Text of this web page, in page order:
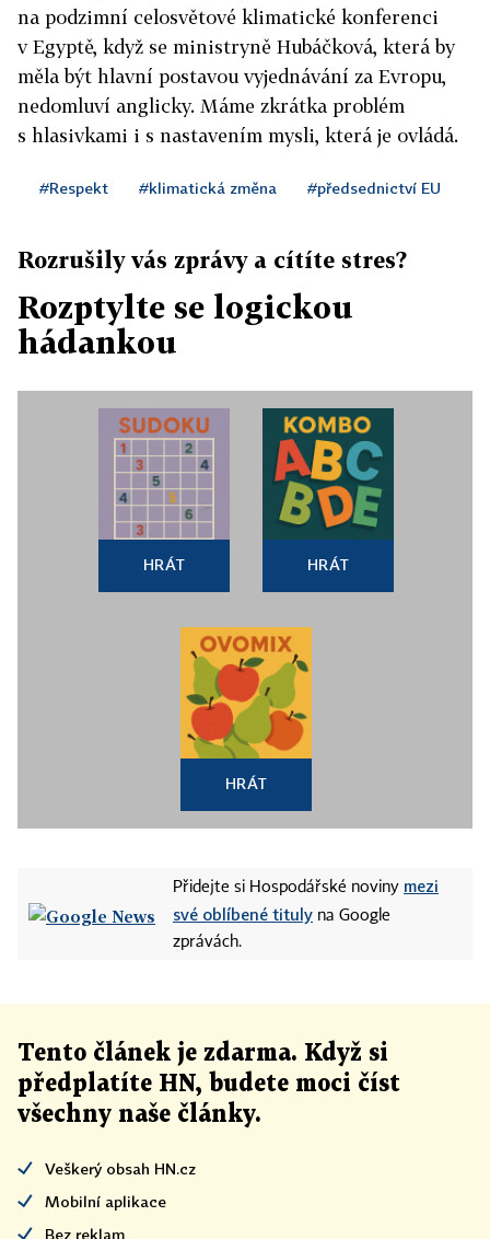
na podzimní celosvětové klimatické konferenci
v Egyptě, když se ministryně Hubáčková, která by
měla být hlavní postavou vyjednávání za Evropu,
nedomluví anglicky. Máme zkrátka problém
s hlasivkami i s nastavením mysli, která je ovládá.
#Respekt #klimatická změna #předsednictví EU
Rozrušily vás zprávy a cítíte stres?
Rozptylte se logickou
hádankou
HRÁT HRÁT
HRÁT
Přidejte si Hospodářské noviny mezi
své oblíbené tituly na Google
zprávách.
Tento článek je zdarma. Když si
předplatíte HN, budete moci číst
všechny naše články.
Veškerý obsah HN.cz
Mobilní aplikace
Bez reklam